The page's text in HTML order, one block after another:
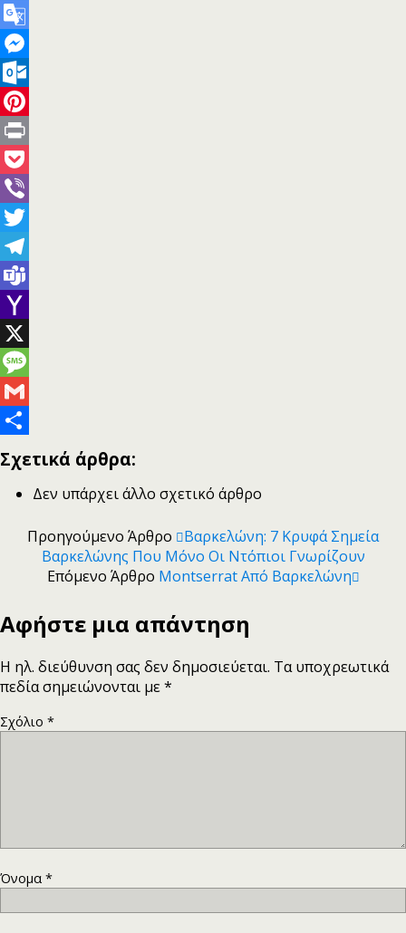
Link
Evernote
Google
Translate
Messenger
Outlook.com
Pinterest
Print
Pocket
Viber
Twitter
Telegram
Teams
Yahoo
Mail
X
Message
Gmail
Μοιραστείτε
Σχετικά άρθρα:
Δεν υπάρχει άλλο σχετικό άρθρο
Προηγούμενο Άρθρο
Βαρκελώνη: 7 Κρυφά Σημεία
Βαρκελώνης Που Μόνο Οι Ντόπιοι Γνωρίζουν
Επόμενο Άρθρο Montserrat Από Βαρκελώνη
Αφήστε μια απάντηση
Η ηλ. διεύθυνση σας δεν δημοσιεύεται. Τα υποχρεωτικά
πεδία σημειώνονται με*
Σχόλιο *
Όνομα *